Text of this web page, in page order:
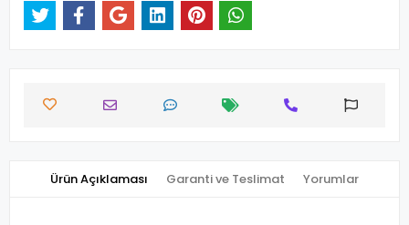
Ürün Açıklaması Garanti ve Teslimat Yorumlar